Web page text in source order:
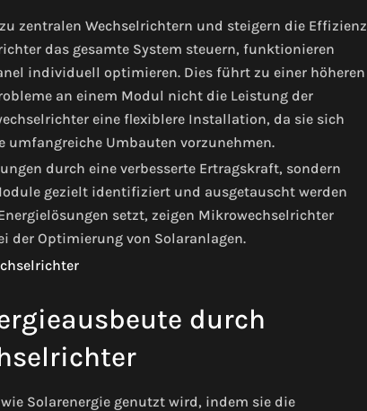
zentralen Wechselrichtern und steigern die Effizienz
das gesamte System steuern, funktionieren
individuell optimieren. Dies führt zu einer höheren
an einem Modul nicht die Leistung der
eine flexiblere Installation, da sie sich
umfangreiche Umbauten vorzunehmen.
durch eine verbesserte Ertragskraft, sondern
gezielt identifiziert und ausgetauscht werden
setzt, zeigen Mikrowechselrichter
der Optimierung von Solaranlagen.
durch
Solarenergie genutzt wird, indem sie die